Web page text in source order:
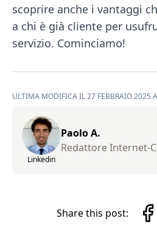
scoprire anche i vantaggi
a chi è già cliente per
servizio. Cominciamo!
ULTIMA MODIFICA IL 27 FEBBRAIO 2025
Linkedin
Paolo A.
Redattore Internet-
Share this post: